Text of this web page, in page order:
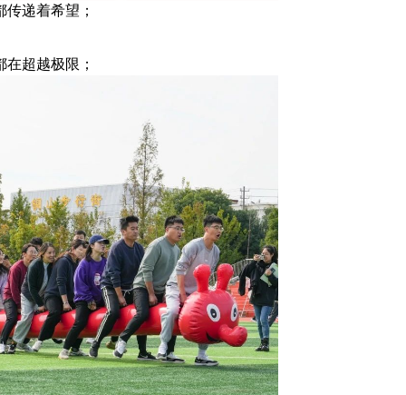
递着希望；
超越极限；